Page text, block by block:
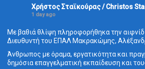
Χρήστος Σταϊκούρας / Christos
1 day ago
Με βαθιά θλίψη πληροφορήθηκα την
Διευθυντή του ΕΠΑΛ Μακρακώμης,
Άνθρωπος με όραμα, εργατικότητα και
δημόσια επαγγελματική εκπαίδευση και